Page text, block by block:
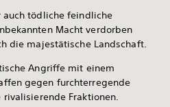
tödliche feindliche
Macht verdorben
die majestätische Landschaft.
Angriffe mit einem
gegen furchterregende
Fraktionen.